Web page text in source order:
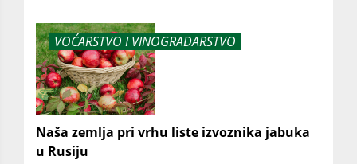
VOĆARSTVO I VINOGRADARSTVO
Naša zemlja pri vrhu liste izvoznika jabuka
u Rusiju